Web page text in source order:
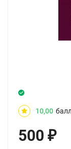
10,00
500 ₽